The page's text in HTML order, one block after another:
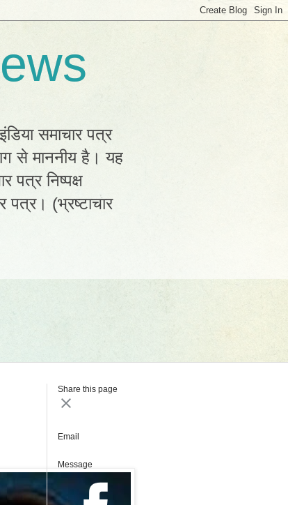
समाचार पत्र
से माननीय है। यह
पत्र निष्पक्ष
पत्र। (भ्रष्टाचार
Share this page
Email
Message